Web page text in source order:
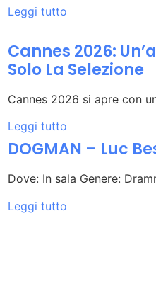
Leggi tutto
Cannes 2026:
Solo La Selezione
Cannes 2026 si apre con
Leggi tutto
DOGMAN – Luc
Dove: In sala Genere:
Leggi tutto